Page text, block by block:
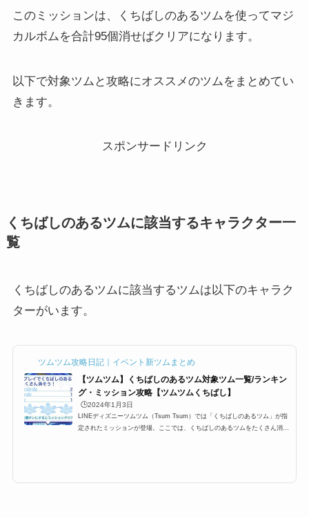
このミッションは、くちばしのあるツムを使ってマジ
カルボムを合計95個消せばクリアになります。
以下で対象ツムと攻略にオススメのツムをまとめてい
きます。
スポンサードリンク
くちばしのあるツムに該当するキャラクター一
覧
くちばしのあるツムに該当するツムは以下のキャラク
ターがいます。
ツムツム攻略日記｜イベント新ツムまとめ
【ツムツム】くちばしのあるツム対象ツム一覧/ランキン
グ・ミッション攻略【ツムツムくちばし】
🕒️2024年1月3日
LINEディズニーツムツム（Tsum Tsum）では「くちばしのあるツム」が指
定されたミッションが登場。ここでは、くちばしのあるツムをたくさん消す